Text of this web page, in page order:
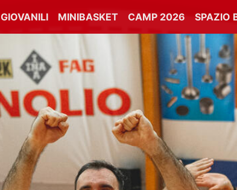
GIOVANILI MINIBASKET CAMP 2026 SPAZIO